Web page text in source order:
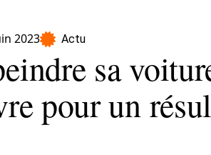
2023 Actu
sa
pour un